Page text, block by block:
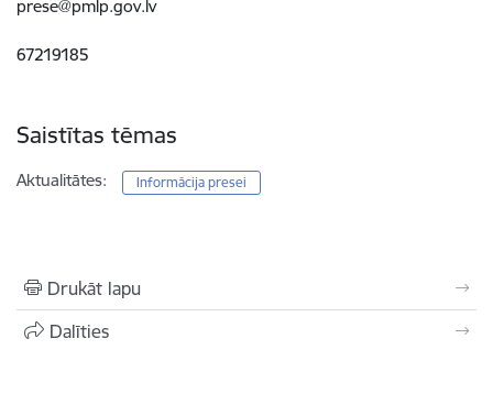
prese@pmlp.gov.lv
67219185
Saistītas tēmas
Aktualitātes: Informācija presei
Drukāt lapu
Dalīties